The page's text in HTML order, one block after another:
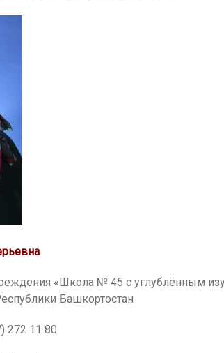
«Школа № 45 с углублённым
Башкортостан
272 11 80